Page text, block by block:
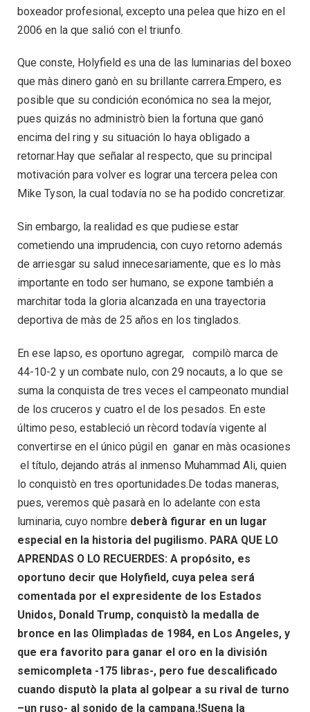
boxeador profesional, excepto una pelea que hizo en el
2006 en la que salió con el triunfo.
Que conste, Holyfield es una de las luminarias del boxeo
que màs dinero ganò en su brillante carrera.Empero, es
posible que su condición económica no sea la mejor,
pues quizás no administrò bien la fortuna que ganó
encima del ring y su situación lo haya obligado a
retornar.Hay que señalar al respecto, que su principal
motivación para volver es lograr una tercera pelea con
Mike Tyson, la cual todavía no se ha podido concretizar.
Sin embargo, la realidad es que pudiese estar
cometiendo una imprudencia, con cuyo retorno además
de arriesgar su salud innecesariamente, que es lo màs
importante en todo ser humano, se expone también a
marchitar toda la gloria alcanzada en una trayectoria
deportiva de màs de 25 años en los tinglados.
En ese lapso, es oportuno agregar, compilò marca de
44-10-2 y un combate nulo, con 29 nocauts, a lo que se
suma la conquista de tres veces el campeonato mundial
de los cruceros y cuatro el de los pesados. En este
último peso, estableció un rècord todavía vigente al
convertirse en el único púgil en ganar en màs ocasiones
el título, dejando atrás al inmenso Muhammad Ali, quien
lo conquistò en tres oportunidades.De todas maneras,
pues, veremos què pasarà en lo adelante con esta
luminaria, cuyo nombre deberà figurar en un lugar
especial en la historia del pugilismo. PARA QUE LO
APRENDAS O LO RECUERDES: A propósito, es
oportuno decir que Holyfield, cuya pelea será
comentada por el expresidente de los Estados
Unidos, Donald Trump, conquistò la medalla de
bronce en las Olimpìadas de 1984, en Los Angeles, y
que era favorito para ganar el oro en la división
semicompleta -175 libras-, pero fue descalificado
cuando disputò la plata al golpear a su rival de turno
–un ruso- al sonido de la campana.!Suena la